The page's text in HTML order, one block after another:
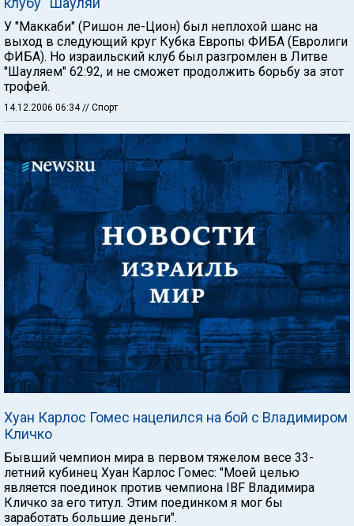
У "Маккаби" (Ришон ле-Цион) был неплохой шанс на
выход в следующий круг Кубка Европы ФИБА (Евролиги
ФИБА). Но израильский клуб был разгромлен в Литве
"Шауляем" 62:92, и не сможет продолжить борьбу за этот
трофей.
14.12.2006 06:34 // Спорт
Хуан Карлос Гомес нацелился на бой с Владимиром
Кличко
Бывший чемпион мира в первом тяжелом весе 33-
летний кубинец Хуан Карлос Гомес: "Моей целью
является поединок против чемпиона IBF Владимира
Кличко за его титул. Этим поединком я мог бы
заработать большие деньги".